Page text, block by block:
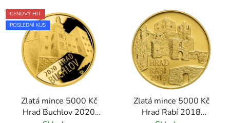
CENOVÝ HIT
POSLEDNÍ KUS
Zlatá mince 5000 Kč
Hrad Buchlov 2020
Zlatá mince 5000 Kč
Hrad Rabí 2018